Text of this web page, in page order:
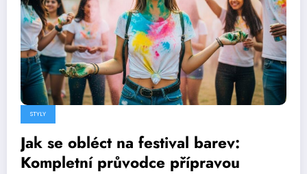
STYLY
Jak se obléct na festival barev:
Kompletní průvodce přípravou